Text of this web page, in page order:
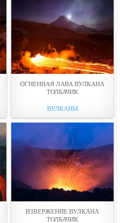
ОГНЕННАЯ ЛАВА ВУЛКАНА
ТОЛБАЧИК
ВУЛКАНЫ
ИЗВЕРЖЕНИЕ ВУЛКАНА
ТОЛБАЧИК